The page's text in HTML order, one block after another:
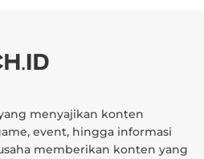
menyajikan konten
event, hingga informasi
memberikan konten yang